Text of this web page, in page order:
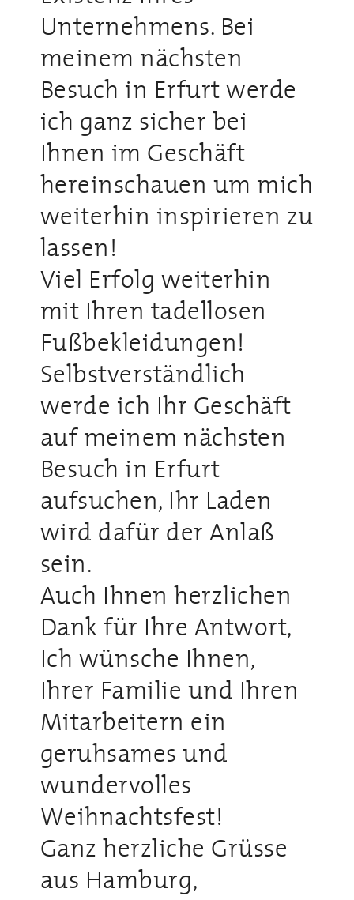
Unternehmens. Bei
meinem nächsten
Besuch in Erfurt werde
ich ganz sicher bei
Ihnen im Geschäft
hereinschauen um mich
weiterhin inspirieren zu
lassen!
Viel Erfolg weiterhin
mit Ihren tadellosen
Fußbekleidungen!
Selbstverständlich
werde ich Ihr Geschäft
auf meinem nächsten
Besuch in Erfurt
aufsuchen, Ihr Laden
wird dafür der Anlaß
sein.
Auch Ihnen herzlichen
Dank für Ihre Antwort,
Ich wünsche Ihnen,
Ihrer Familie und Ihren
Mitarbeitern ein
geruhsames und
wundervolles
Weihnachtsfest!
Ganz herzliche Grüsse
aus Hamburg,